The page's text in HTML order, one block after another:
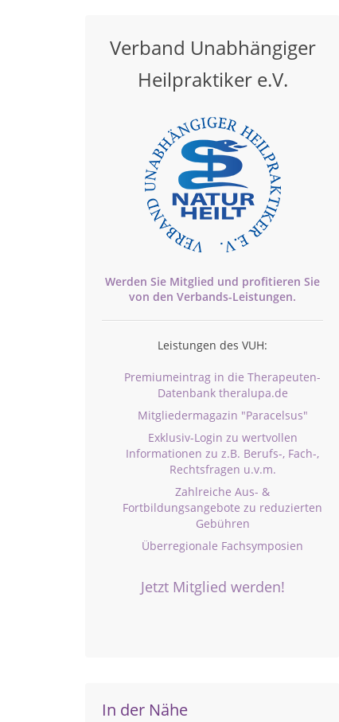
Verband Unabhängiger
Heilpraktiker e.V.
Werden Sie Mitglied und profitieren Sie
von den Verbands-Leistungen.
Leistungen des VUH:
Premiumeintrag in die Therapeuten-
Datenbank theralupa.de
Mitgliedermagazin "Paracelsus"
Exklusiv-Login zu wertvollen
Informationen zu z.B. Berufs-, Fach-,
Rechtsfragen u.v.m.
Zahlreiche Aus- &
Fortbildungsangebote zu reduzierten
Gebühren
Überregionale Fachsymposien
Jetzt Mitglied werden!
In der Nähe